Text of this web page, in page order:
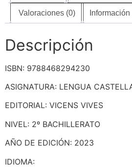
Valoraciones (0)
Descripción
ISBN: 9788468294230
ASIGNATURA: LENGUA
EDITORIAL: VICENS VIVES
NIVEL: 2º BACHILLERATO
AÑO DE EDICIÓN: 2023
IDIOMA: